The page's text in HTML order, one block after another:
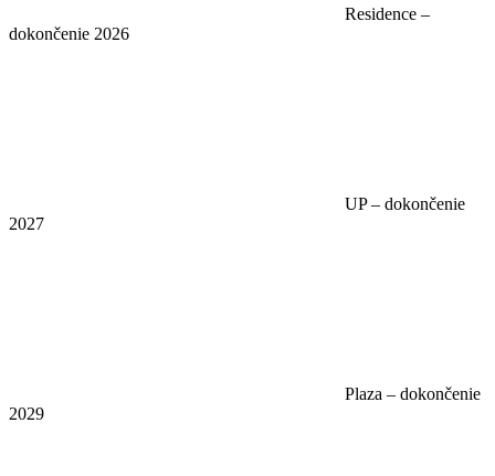
Residence –
dokončenie 2026
UP – dokončenie
2027
Plaza – dokončenie
2029